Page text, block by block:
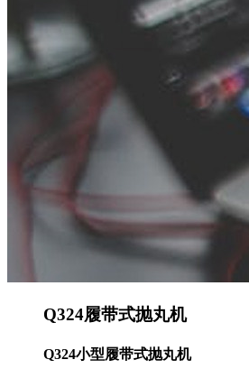
Q324履带式抛丸机
Q324小型履带式抛丸机